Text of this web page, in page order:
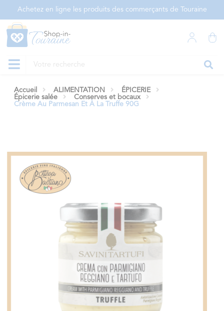
Achetez en ligne les produits des commerçants de Touraine
Accueil ALIMENTATION
ÉPICERIE
Épicerie salée
Conserves et bocaux
Crème Au Parmesan Et À La Truffe 90G
Panneau de gestion des cookies